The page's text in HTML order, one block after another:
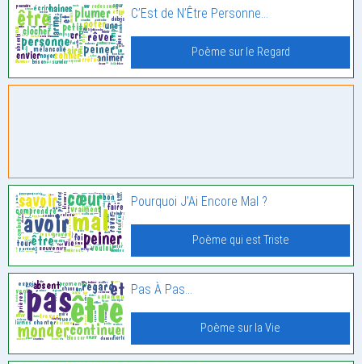
C’Est de N’Être Personne…
Poème sur le Regard
Pourquoi J’Ai Encore Mal ?
Poème qui est Triste
Pas À Pas…
Poème sur la Vie